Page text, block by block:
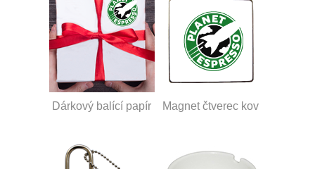
Dárkový balící papír Magnet čtverec kov